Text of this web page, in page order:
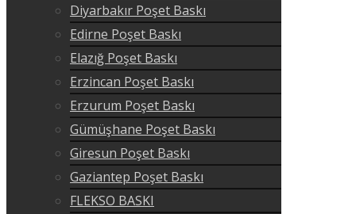
Diyarbakır Poşet Baskı
Edirne Poşet Baskı
Elazığ Poşet Baskı
Erzincan Poşet Baskı
Erzurum Poşet Baskı
Gümüşhane Poşet Baskı
Giresun Poşet Baskı
Gaziantep Poşet Baskı
FLEKSO BASKI